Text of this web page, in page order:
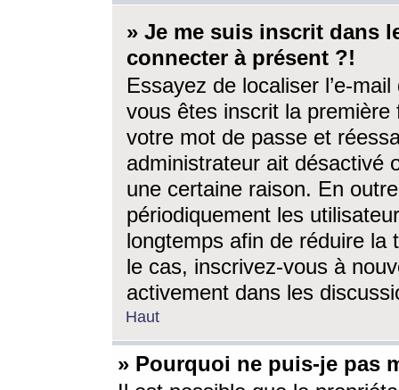
» Je me suis inscrit dans
connecter à présent ?!
Essayez de localiser l’e-
vous êtes inscrit la première
votre mot de passe et
administrateur ait désactivé
une certaine raison. En
périodiquement les
longtemps afin de réduire la
le cas, inscrivez-vous à
activement dans les
Haut
» Pourquoi ne puis-je pas